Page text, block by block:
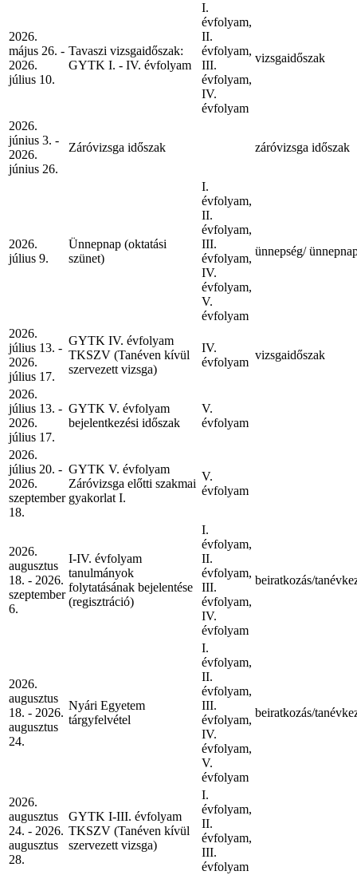
2026.
május 26. -
2026.
július 10.
Tavaszi vizsgaidőszak:
GYTK I. - IV. évfolyam
I.
évfolyam,
II.
évfolyam,
III.
évfolyam,
IV.
évfolyam
vizsgaidőszak
2026.
június 3. -
2026.
június 26.
Záróvizsga időszak záróvizsga időszak
2026.
július 9.
Ünnepnap (oktatási
szünet)
I.
évfolyam,
II.
évfolyam,
III.
évfolyam,
IV.
évfolyam,
V.
évfolyam
ünnepség/
2026.
július 13. -
2026.
július 17.
GYTK IV. évfolyam
TKSZV (Tanéven kívül
szervezett vizsga)
IV.
évfolyam
vizsgaidőszak
2026.
július 13. -
2026.
július 17.
GYTK V. évfolyam
bejelentkezési időszak
V.
évfolyam
2026.
július 20. -
2026.
szeptember
18.
GYTK V. évfolyam
Záróvizsga előtti szakmai
gyakorlat I.
V.
évfolyam
2026.
augusztus
18. - 2026.
szeptember
6.
I-IV. évfolyam
tanulmányok
folytatásának bejelentése
(regisztráció)
I.
évfolyam,
II.
évfolyam,
III.
évfolyam,
IV.
évfolyam
beiratkozás/
2026.
augusztus
18. - 2026.
augusztus
24.
Nyári Egyetem
tárgyfelvétel
I.
évfolyam,
II.
évfolyam,
III.
évfolyam,
IV.
évfolyam,
V.
évfolyam
beiratkozás/
2026.
augusztus
24. - 2026.
augusztus
28.
GYTK I-III. évfolyam
TKSZV (Tanéven kívül
szervezett vizsga)
I.
évfolyam,
II.
évfolyam,
III.
évfolyam